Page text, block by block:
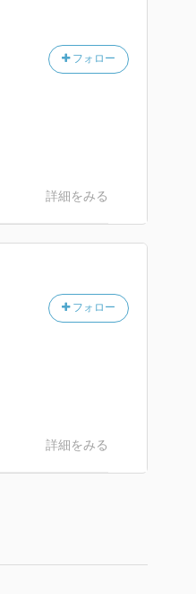
フォロー
詳細をみる
フォロー
詳細をみる